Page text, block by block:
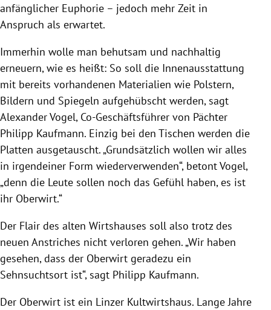
anfänglicher Euphorie – jedoch mehr Zeit in
Anspruch als erwartet.
Immerhin wolle man behutsam und nachhaltig
erneuern, wie es heißt: So soll die Innenausstattung
mit bereits vorhandenen Materialien wie Polstern,
Bildern und Spiegeln aufgehübscht werden, sagt
Alexander Vogel, Co-Geschäftsführer von Pächter
Philipp Kaufmann. Einzig bei den Tischen werden die
Platten ausgetauscht. „Grundsätzlich wollen wir alles
in irgendeiner Form wiederverwenden“, betont Vogel,
„denn die Leute sollen noch das Gefühl haben, es ist
ihr Oberwirt.“
Der Flair des alten Wirtshauses soll also trotz des
neuen Anstriches nicht verloren gehen. „Wir haben
gesehen, dass der Oberwirt geradezu ein
Sehnsuchtsort ist“, sagt Philipp Kaufmann.
Der Oberwirt ist ein Linzer Kultwirtshaus. Lange Jahre